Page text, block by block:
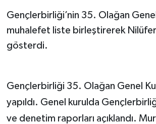
Gençlerbirliği’nin 35. Olağan
muhalefet liste birleştirerek Nilüfer
gösterdi.
Gençlerbirliği 35. Olağan Genel
yapıldı. Genel kurulda
ve denetim raporları açıklandı.